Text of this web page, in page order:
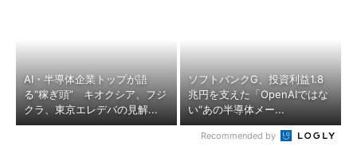
AI・半導体企業トップが語
る“稼ぎ頭” キオクシア、フジ
クラ、東京エレデバの見解...
ソフトバンクG、投資利益1.8
兆円を支えた「OpenAIではな
い“あの半導体メー...
Recommended by